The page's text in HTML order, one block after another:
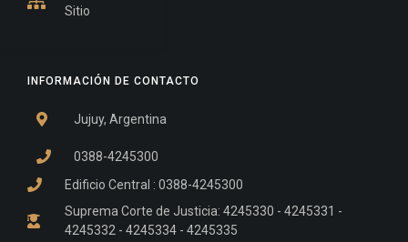
INFORMACIÓN DE CONTACTO
Jujuy, Argentina
0388-4245300
Edificio Central : 0388-4245300
Suprema Corte de Justicia: 4245330 - 4245331 -
4245332 - 4245334 - 4245335
Sitio